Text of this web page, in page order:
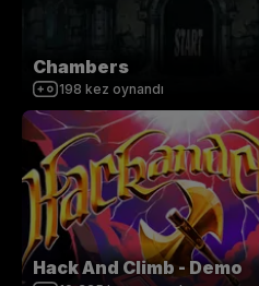
Chambers
198 kez oynandı
Hack And Climb - Demo